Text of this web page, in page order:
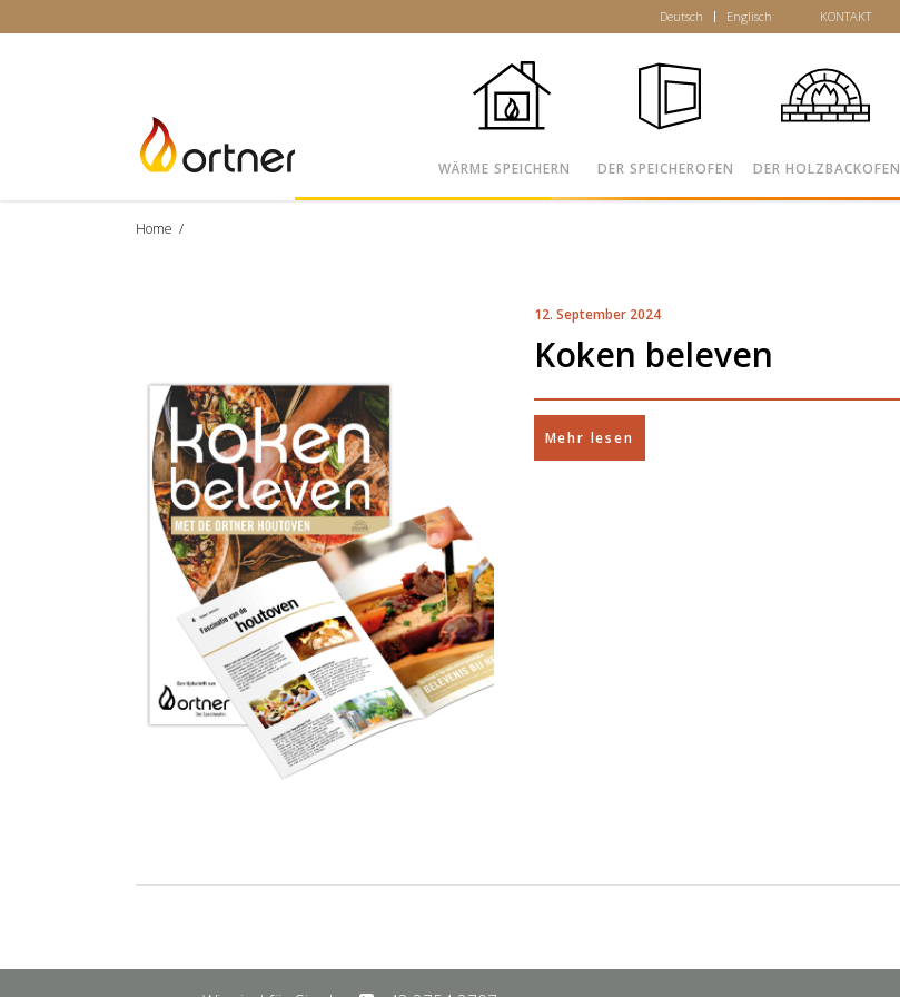
Deutsch Englisch KONTAKT
WÄRME SPEICHERN DER SPEICHEROFEN DER HOLZBACKOFEN
Home /
12. September 2024
Koken beleven
Mehr lesen